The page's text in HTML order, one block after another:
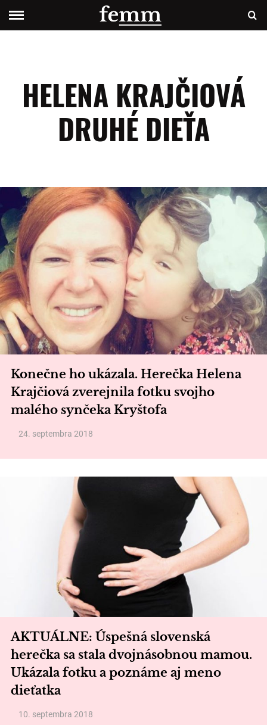
HELENA KRAJČIOVÁ
DRUHÉ DIEŤA
Konečne ho ukázala. Herečka Helena
Krajčiová zverejnila fotku svojho
malého synčeka Kryštofa
24. septembra 2018
AKTUÁLNE: Úspešná slovenská
herečka sa stala dvojnásobnou mamou.
Ukázala fotku a poznáme aj meno
dieťatka
10. septembra 2018